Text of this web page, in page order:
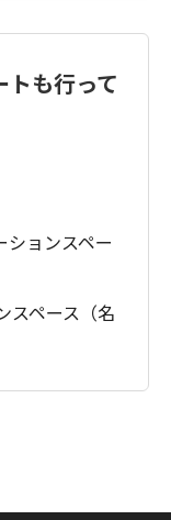
も行って
ションスペー
スペース（名